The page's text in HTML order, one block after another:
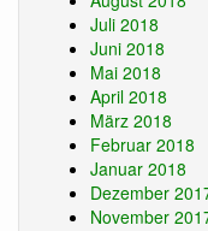
Juli 2018
Juni 2018
Mai 2018
April 2018
März 2018
Februar 2018
Januar 2018
Dezember
November